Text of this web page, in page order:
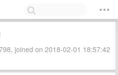
joined on 2018-02-01 18:57:42